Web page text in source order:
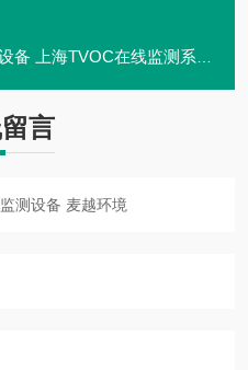
TVOC在线监测系统高精度 麦越环境
言